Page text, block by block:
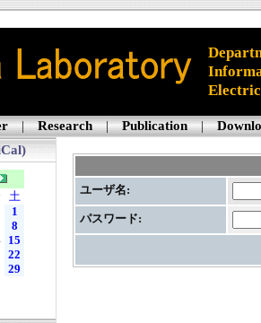
|Research|Publication|
土
1
8
15
22
29
ユーザ名:
パスワード: